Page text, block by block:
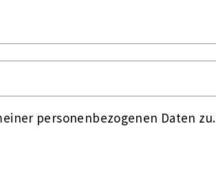
personenbezogenen Daten zu.